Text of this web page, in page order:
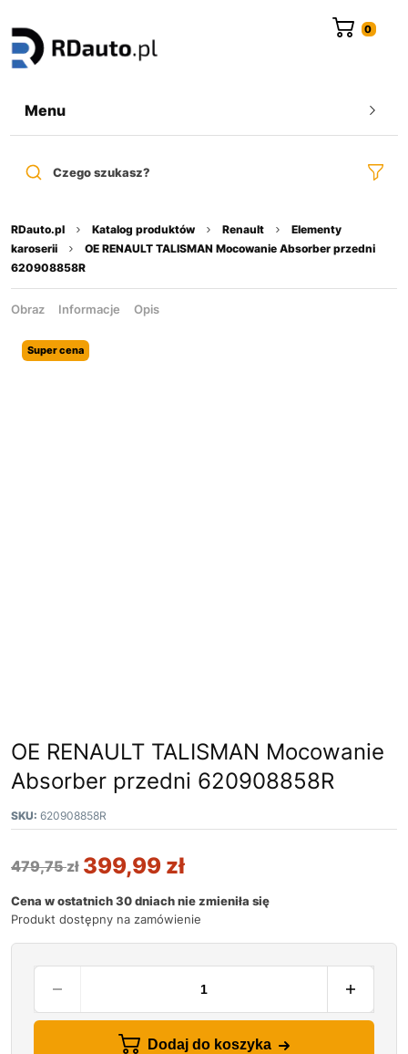
Menu
Czego szukasz?
RDauto.pl Katalog produktów Renault
Elementy
karoserii
OE RENAULT TALISMAN Mocowanie Absorber przedni
620908858R
Obraz Informacje Opis
Super cena
OE RENAULT TALISMAN Mocowanie
Absorber przedni 620908858R
SKU: 620908858R
479,75zł 399,99 zł
Cena w ostatnich 30 dniach nie zmieniła się
Produkt dostępny na zamówienie
Dodaj do koszyka